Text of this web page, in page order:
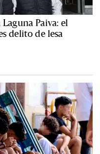
Paiva: el
delito de lesa